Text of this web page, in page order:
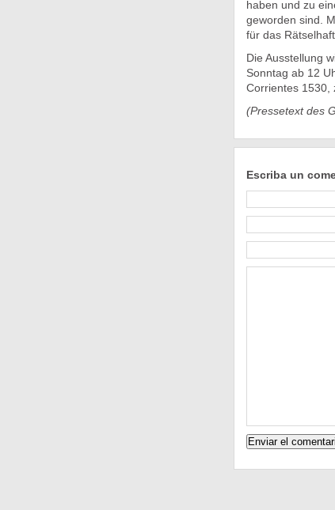
haben und zu
geworden sind.
für das
Die Ausstellung
Sonntag ab 12
Corrientes 1530,
(Pressetext des
Escriba un